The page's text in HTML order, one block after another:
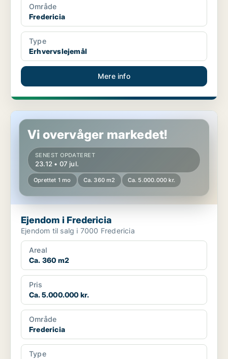
Område
Fredericia
Type
Erhvervslejemål
Mere info
Ejendom i Fredericia
Vi overvåger markedet!
SENEST OPDATERET
23.12 • 07 jul.
Oprettet 1 mo Ca. 360 m2 Ca. 5.000.000 kr.
Ejendom i Fredericia
Ejendom til salg i 7000 Fredericia
Areal
Ca. 360 m2
Pris
Ca. 5.000.000 kr.
Område
Fredericia
Type